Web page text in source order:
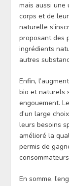
mais aussi
corps et de
naturelle
proposant des
ingrédients
autres
Enfin,
bio et naturels
engouement.
d’un large
leurs besoins
amélioré la
permis de
En somme,